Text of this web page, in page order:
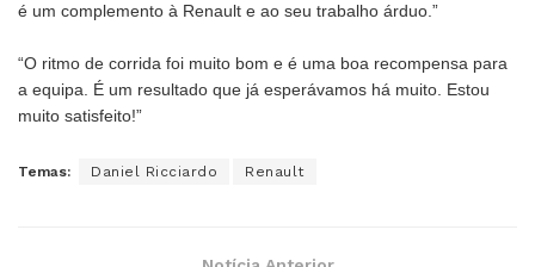
é um complemento à Renault e ao seu trabalho árduo.”
“O ritmo de corrida foi muito bom e é uma boa recompensa para
a equipa. É um resultado que já esperávamos há muito. Estou
muito satisfeito!”
Temas: Daniel Ricciardo Renault